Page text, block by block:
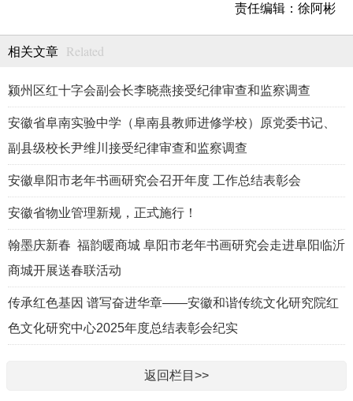
责任编辑：徐阿彬
相关文章 Related
颍州区红十字会副会长李晓燕接受纪律审查和监察调查
安徽省阜南实验中学（阜南县教师进修学校）原党委书记、
副县级校长尹维川接受纪律审查和监察调查
安徽阜阳市老年书画研究会召开年度 工作总结表彰会
安徽省物业管理新规，正式施行！
翰墨庆新春 福韵暖商城 阜阳市老年书画研究会走进阜阳临沂
商城开展送春联活动
传承红色基因 谱写奋进华章——安徽和谐传统文化研究院红
色文化研究中心2025年度总结表彰会纪实
返回栏目>>